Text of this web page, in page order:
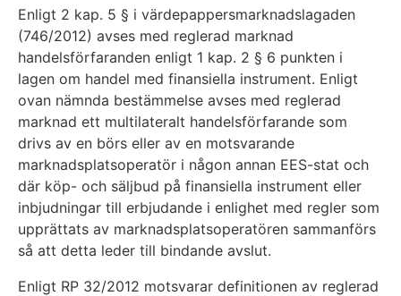
Enligt 2 kap. 5 § i värdepappersmarknadslagaden
(746/2012) avses med reglerad marknad
handelsförfaranden enligt 1 kap. 2 § 6 punkten i
lagen om handel med finansiella instrument. Enligt
ovan nämnda bestämmelse avses med reglerad
marknad ett multilateralt handelsförfarande som
drivs av en börs eller av en motsvarande
marknadsplatsoperatör i någon annan EES-stat och
där köp- och säljbud på finansiella instrument eller
inbjudningar till erbjudande i enlighet med regler som
upprättats av marknadsplatsoperatören sammanförs
så att detta leder till bindande avslut.
Enligt RP 32/2012 motsvarar definitionen av reglerad